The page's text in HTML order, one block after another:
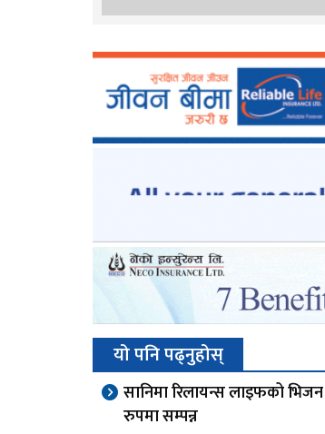
यो पनि पढ्नुहोस्
सानिमा रिलायन्स लाइफको
रुपमा सम्पन्न